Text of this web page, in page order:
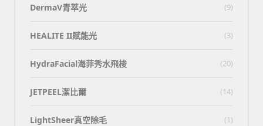
DermaV青萃光 (9)
HEALITE II賦能光 (3)
HydraFacial海菲秀水飛梭 (20)
JETPEEL潔比爾 (14)
LightSheer真空除毛 (1)